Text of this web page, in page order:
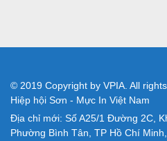
© 2019 Copyright by VPIA. All
Hiệp hội Sơn - Mực In Việt Nam
Địa chỉ mới: Số A25/1 Đường 2C,
Phường Bình Tân, TP Hồ Chí